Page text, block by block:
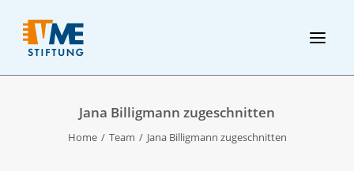
Jana Billigmann zugeschnitten
Home Team Jana Billigmann zugeschnitten